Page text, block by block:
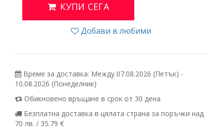
КУПИ СЕГА
Добави в любими
Време за доставка: Между 07.08.2026 (Петък) -
10.08.2026 (Понеделник)
Обикновено връщане в срок от 30 дена
Безплатна доставка в цялата страна за поръчки над
70 лв. / 35.79 €